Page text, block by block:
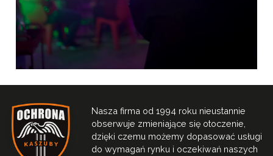
Nasza firma od 1994 roku nieustannie
obserwuje zmieniające się otoczenie,
dzięki czemu możemy dopasować usługi
do wymagań rynku i oczekiwań naszych